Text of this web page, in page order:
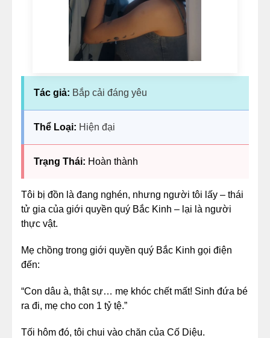
Tác giả: Bắp cải đáng yêu
Thể Loại: Hiện đại
Trạng Thái: Hoàn thành
Tôi bị đồn là đang nghén, nhưng người tôi lấy – thái
tử gia của giới quyền quý Bắc Kinh – lại là người
thực vật.
Mẹ chồng trong giới quyền quý Bắc Kinh gọi điện
đến:
“Con dâu à, thật sự… mẹ khóc chết mất! Sinh đứa bé
ra đi, mẹ cho con 1 tỷ tệ.”
Tối hôm đó, tôi chui vào chăn của Cố Diệu.